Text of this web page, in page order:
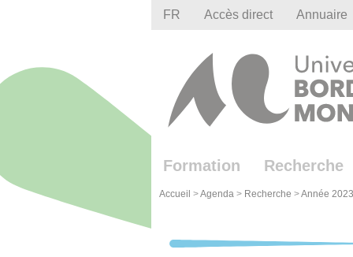
FR Accès direct Annuaire
Formation Recherche
Accueil >Agenda > Recherche >Année